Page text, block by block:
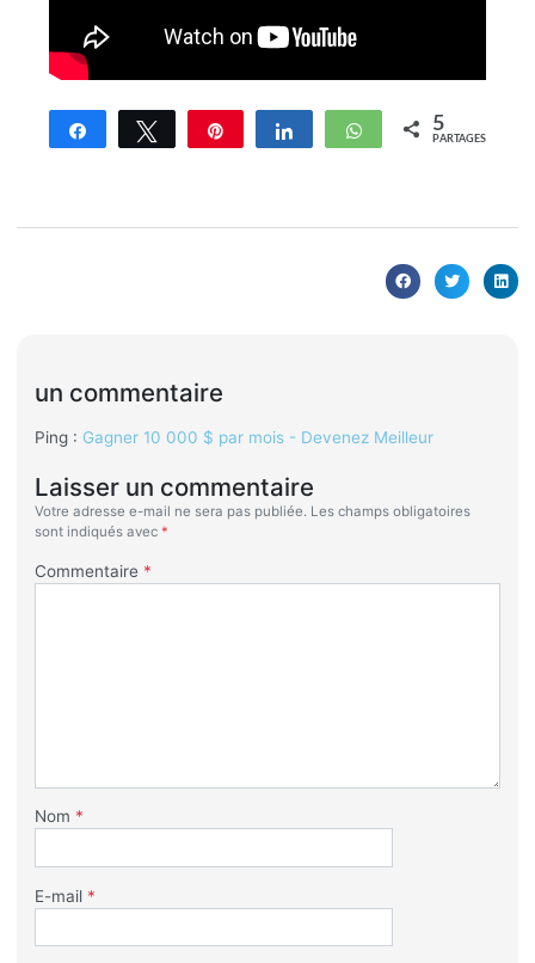
Partagez Tweetez Enregistrer Partagez WhatsApp
5
PARTAGES
un commentaire
Ping : Gagner 10 000 $ par mois - Devenez Meilleur
Laisser un commentaire
Votre adresse e-mail ne sera pas publiée. Les champs obligatoires
sont indiqués avec *
Commentaire *
Nom *
E-mail *